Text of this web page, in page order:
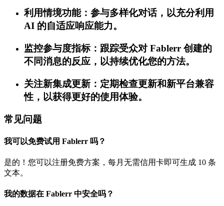
利用情境功能：参与多样化对话，以充分利用
AI 的自适应响应能力。
监控参与度指标：跟踪受众对 Fablerr 创建的
不同消息的反应，以持续优化您的方法。
关注新集成更新：定期检查更新和新平台兼容
性，以获得更好的使用体验。
常见问题
我可以免费试用 Fablerr 吗？
是的！您可以注册免费方案，每月无需信用卡即可生成 10 条
文本。
我的数据在 Fablerr 中安全吗？